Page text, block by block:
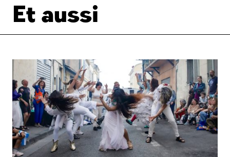
Et aussi